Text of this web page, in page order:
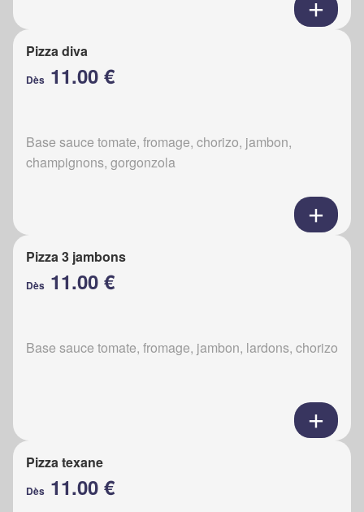
Pizza diva
Dès 11.00 €
Base sauce tomate, fromage, chorizo, jambon,
champignons, gorgonzola
Pizza 3 jambons
Dès 11.00 €
Base sauce tomate, fromage, jambon, lardons, chorizo
Pizza texane
Dès 11.00 €